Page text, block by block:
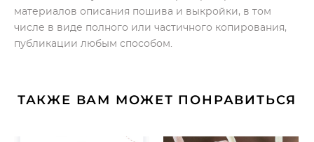
материалов описания пошива и выкройки, в том
числе в виде полного или частичного копирования,
публикации любым способом.
ТАКЖЕ ВАМ МОЖЕТ ПОНРАВИТЬСЯ